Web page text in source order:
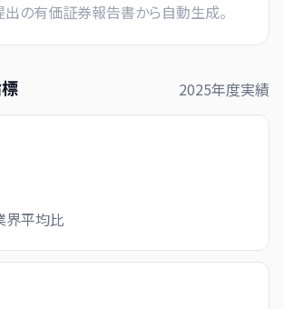
の有価証券報告書から自動生成。
2025年度実績
界平均比